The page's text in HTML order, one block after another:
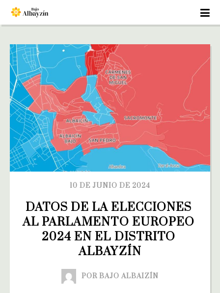
10 DE JUNIO DE 2024
DATOS DE LA ELECCIONES
AL PARLAMENTO EUROPEO
2024 EN EL DISTRITO
ALBAYZÍN
POR BAJO ALBAIZÍN